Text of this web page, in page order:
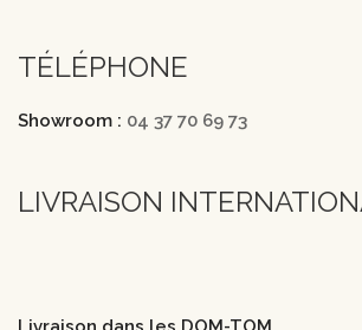
TÉLÉPHONE
Showroom : 04 37 70 69 73
LIVRAISON